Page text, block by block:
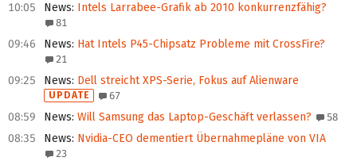
10:05 News: Intels Larrabee-Grafik ab 2010 konkurrenzfähig?
81
09:46 News: Hat Intels P45-Chipsatz Probleme mit CrossFire?
21
09:25 News: Dell streicht XPS-Serie, Fokus auf Alienware
UPDATE 67
08:59 News: Will Samsung das Laptop-Geschäft verlassen? 58
08:35 News: Nvidia-CEO dementiert Übernahmepläne von VIA
23